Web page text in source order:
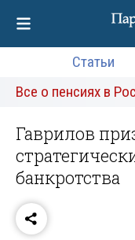
Статьи
Все о пенсиях в
Гаврилов
банкротства